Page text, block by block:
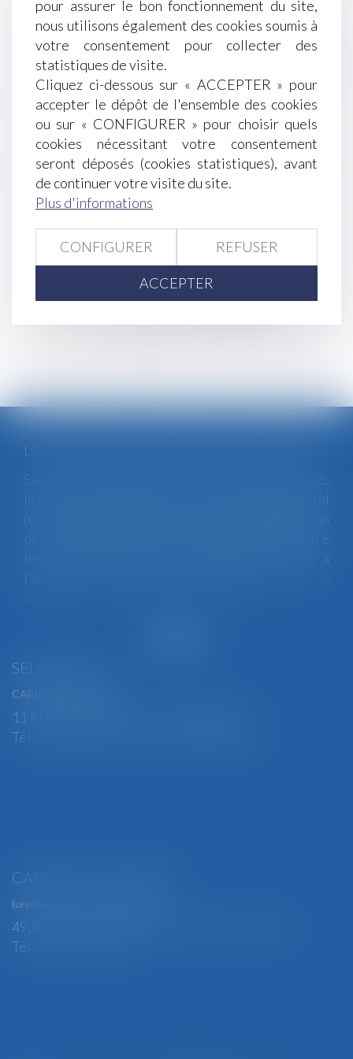
formation de la volonté des bénéficiaires
Mesures de tolérance en matière de déclaration
sociale nominative
L'action en justice engagée par le salarié ne peut
être retenue, ni dans le cadre de la procédure, ni
dans le motif du licenciement
Démission et rétractation du salarié
Comment limiter les impayés en matière de
pensions alimentaires?
Vente à distance : formulaire de rétractation et
contraintes de temps ou d'espace
L'allocation de solidarité aux personnes âgées et
la question de la succession
<< < ... 219 220 221 222 223 224
Saisi par la Présidente de l'Assemblée nationale,
le Conseil économique, social et environnemental
(CESE) a adopté ce jour son avis sur la proposition
de loi visant à lutter de manière intégrale contre
les violences sexistes et sexuelles commises à
l'encontre des femmes et des enfants...
SELARL BGBJ
CABINET PRINCIPAL
11 Place Edmond Henry - 88000 ÉPINAL
Tél : 03 29 82 29 04 - Fax : 03 29 64 06 84
CABINET SECONDAIRE
(uniquement sur rendez-vous)
49, rue Thiers - 88100 SAINT-DIÉ DES VOSGES
Tél : 03 29 56 15 98
pour assurer le bon fonctionnement du site,
nous utilisons également des cookies soumis à
votre consentement pour collecter des
statistiques de visite.
Cliquez ci-dessous sur « ACCEPTER » pour
accepter le dépôt de l'ensemble des cookies
ou sur « CONFIGURER » pour choisir quels
cookies nécessitant votre consentement
seront déposés (cookies statistiques), avant
de continuer votre visite du site.
Plus d'informations
CONFIGURER REFUSER
ACCEPTER